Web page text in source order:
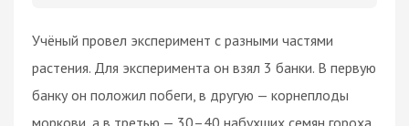
Учёный провел эксперимент с разными частями
растения. Для эксперимента он взял 3 банки. В первую
банку он положил побеги, в другую — корнеплоды
моркови, а в третью — 30–40 набухших семян гороха.